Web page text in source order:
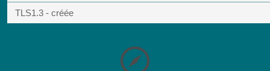
TLS1.3 - créée